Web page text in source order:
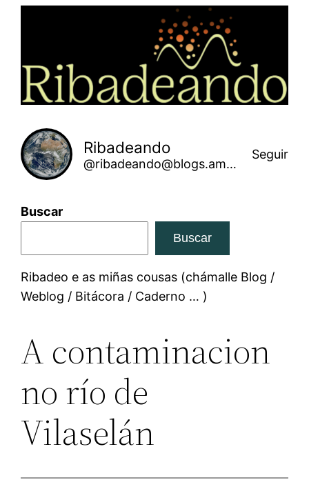
Ribadeando
@ribadeando@blogs.amarinha.gal
Seguir
Buscar
Buscar
Ribadeo e as miñas cousas (chámalle Blog /
Weblog / Bitácora / Caderno … )
A contaminacion
no río de
Vilaselán